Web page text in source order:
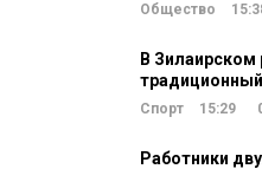
Общество
В Зилаирском
Спорт 15:29
Работники